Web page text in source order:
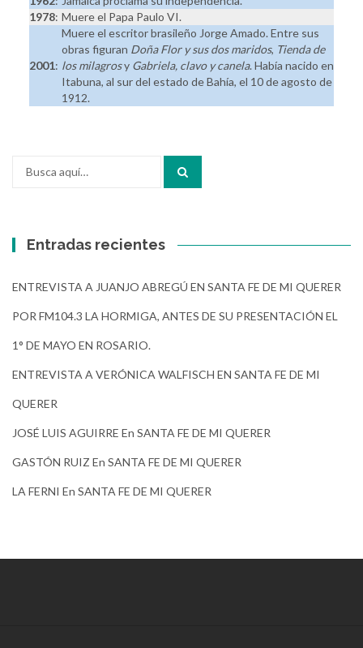
1978: Muere el Papa Paulo VI.
2001:
Muere el escritor brasileño Jorge Amado. Entre sus
obras figuran Doña Flor y sus dos maridos, Tienda de
los milagrosy Gabriela, clavo y canela. Había nacido en
Itabuna, al sur del estado de Bahía, el 10 de agosto de
1912.
Entradas recientes
ENTREVISTA A JUANJO ABREGÚ EN SANTA FE DE MI QUERER
POR FM104.3 LA HORMIGA, ANTES DE SU PRESENTACIÓN EL
1° DE MAYO EN ROSARIO.
ENTREVISTA A VERÓNICA WALFISCH EN SANTA FE DE MI
QUERER
JOSÉ LUIS AGUIRRE En SANTA FE DE MI QUERER
GASTÓN RUIZ En SANTA FE DE MI QUERER
LA FERNI En SANTA FE DE MI QUERER